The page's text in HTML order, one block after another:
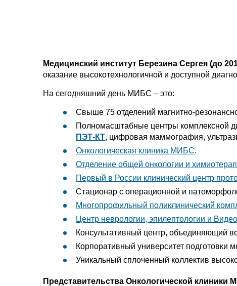
Медицинский институт Березина Сергея (до
оказание высокотехнологичной и доступной
На сегодняшний день МИБС – это:
Свыше 75 отделений магнитно-
Полномасштабные центры комплексной
ПЭТ-КТ, цифровая маммография,
Онкологическая клиника МИБС.
Отделение общей онкологии и
Первый в России клинический центр
Стационар с операционной и
Многопрофильный поликлинический
Центр неврологии, эпилептологии и
Консультативный центр, объединяющий
Корпоративный университет подготовки
Уникальный сплоченный коллектив
Представительства Онкологической клиники